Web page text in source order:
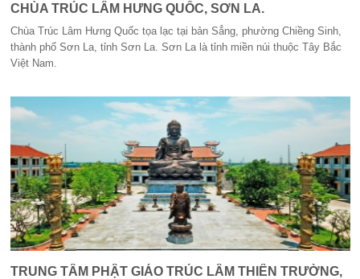
CHÙA TRÚC LÂM HƯNG QUỐC, SƠN LA.
Chùa Trúc Lâm Hưng Quốc tọa lạc tại bản Sẳng, phường Chiềng Sinh,
thành phố Sơn La, tỉnh Sơn La. Sơn La là tỉnh miền núi thuộc Tây Bắc
Việt Nam.
TRUNG TÂM PHẬT GIÁO TRÚC LÂM THIÊN TRƯỜNG,